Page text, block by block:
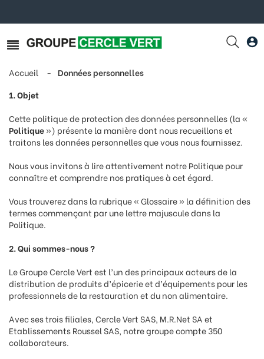
Accueil
Données personnelles
1. Objet
Cette politique de protection des données personnelles (la «
Politique») présente la manière dont nous recueillons et
traitons les données personnelles que vous nous fournissez.
Nous vous invitons à lire attentivement notre Politique pour
connaître et comprendre nos pratiques à cet égard.
Vous trouverez dans la rubrique « Glossaire » la définition des
termes commençant par une lettre majuscule dans la
Politique.
2. Qui sommes-nous ?
Le Groupe Cercle Vert est l’un des principaux acteurs de la
distribution de produits d’épicerie et d’équipements pour les
professionnels de la restauration et du non alimentaire.
Avec ses trois filiales, Cercle Vert SAS, M.R.Net SA et
Etablissements Roussel SAS, notre groupe compte 350
collaborateurs.